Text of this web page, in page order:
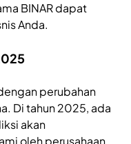
BINAR dapat
Anda.
perubahan
Di tahun 2025, ada
akan